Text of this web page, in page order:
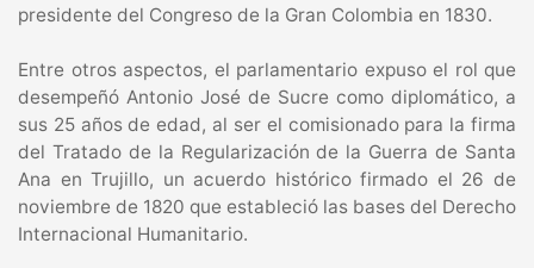
presidente del Congreso de la Gran Colombia en 1830.
Entre otros aspectos, el parlamentario expuso el rol que
desempeñó Antonio José de Sucre como diplomático, a
sus 25 años de edad, al ser el comisionado para la firma
del Tratado de la Regularización de la Guerra de Santa
Ana en Trujillo, un acuerdo histórico firmado el 26 de
noviembre de 1820 que estableció las bases del Derecho
Internacional Humanitario.